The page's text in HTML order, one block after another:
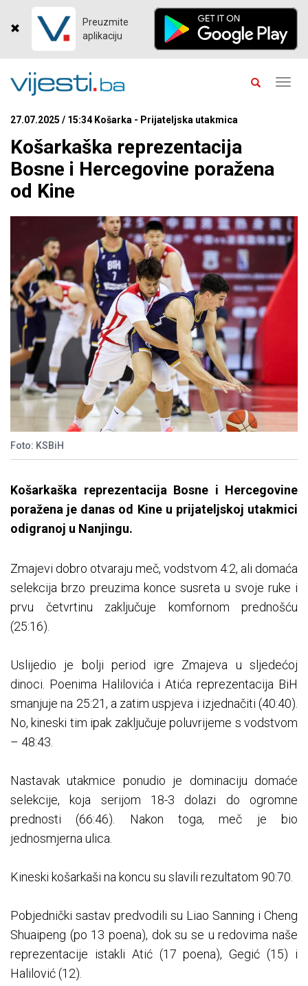
Preuzmite
aplikaciju
27.07.2025 / 15:34 Košarka - Prijateljska utakmica
Košarkaška reprezentacija
Bosne i Hercegovine poražena
od Kine
Foto: KSBiH
Košarkaška reprezentacija Bosne i Hercegovine
poražena je danas od Kine u prijateljskoj utakmici
odigranoj u Nanjingu.
Zmajevi dobro otvaraju meč, vodstvom 4:2, ali domaća
selekcija brzo preuzima konce susreta u svoje ruke i
prvu četvrtinu zaključuje komfornom prednošću
(25:16).
Uslijedio je bolji period igre Zmajeva u sljedećoj
dinoci. Poenima Halilovića i Atića reprezentacija BiH
smanjuje na 25:21, a zatim uspjeva i izjednačiti (40:40).
No, kineski tim ipak zaključuje poluvrijeme s vodstvom
– 48:43.
Nastavak utakmice ponudio je dominaciju domaće
selekcije, koja serijom 18-3 dolazi do ogromne
prednosti (66:46). Nakon toga, meč je bio
jednosmjerna ulica.
Kineski košarkaši na koncu su slavili rezultatom 90:70.
Pobjednički sastav predvodili su Liao Sanning i Cheng
Shuaipeng (po 13 poena), dok su se u redovima naše
reprezentacije istakli Atić (17 poena), Gegić (15) i
Halilović (12).